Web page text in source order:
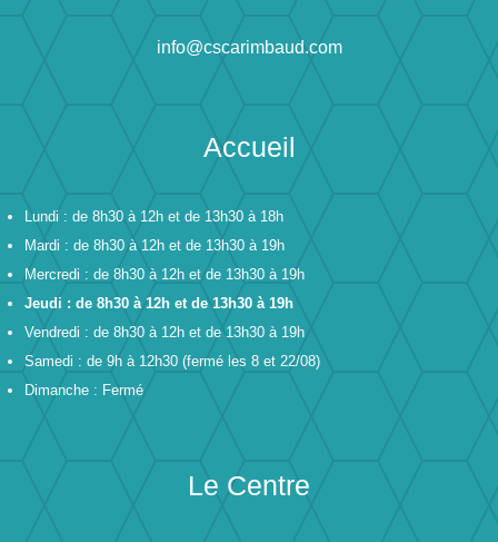
info@cscarimbaud.com
Accueil
Lundi : de 8h30 à 12h et de 13h30 à 18h
Mardi : de 8h30 à 12h et de 13h30 à 19h
Mercredi : de 8h30 à 12h et de 13h30 à 19h
Jeudi : de 8h30 à 12h et de 13h30 à 19h
Vendredi : de 8h30 à 12h et de 13h30 à 19h
Samedi : de 9h à 12h30 (fermé les 8 et 22/08)
Dimanche : Fermé
Le Centre